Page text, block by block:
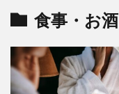
食事・お酒